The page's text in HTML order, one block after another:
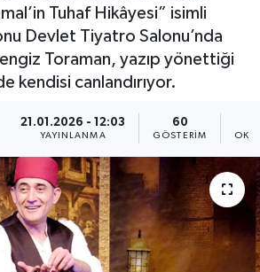
Tuhaf Hikâyesi” isimli
Devlet Tiyatro Salonu’nda
Toraman, yazıp yönettiği
kendisi canlandırıyor.
21.01.2026 - 12:03
YAYINLANMA
60
GÖSTERIM